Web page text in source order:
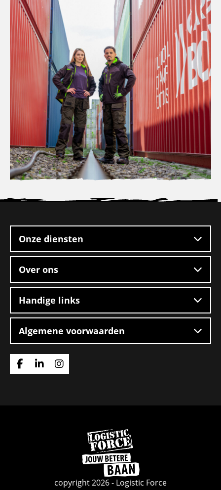
footer
Onze diensten
Over ons
Handige links
Algemene voorwaarden
Ga
Ga
Ga
Ga
naar
de
homepage
copyright 2026 - Logistic Force